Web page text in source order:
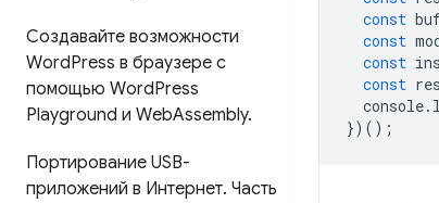
Создавайте возможности
WordPress в браузере с
помощью WordPress
Playground и WebAssembly.
Портирование USB-
приложений в Интернет. Часть
const
const
const
const
console.
})();